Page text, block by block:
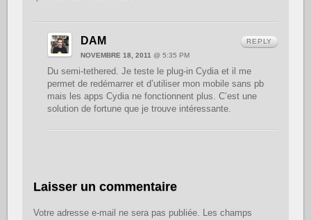
DAM
NOVEMBRE 18, 2011 @ 5:35 PM
Du semi-tethered. Je teste le plug-in Cydia et il me
permet de redémarrer et d’utiliser mon mobile sans pb
mais les apps Cydia ne fonctionnent plus. C’est une
solution de fortune que je trouve intéressante.
REPLY
Laisser un commentaire
Votre adresse e-mail ne sera pas publiée. Les champs